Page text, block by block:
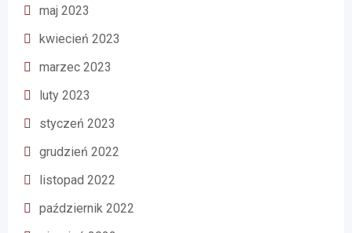
maj 2023
kwiecień 2023
marzec 2023
luty 2023
styczeń 2023
grudzień 2022
listopad 2022
październik 2022